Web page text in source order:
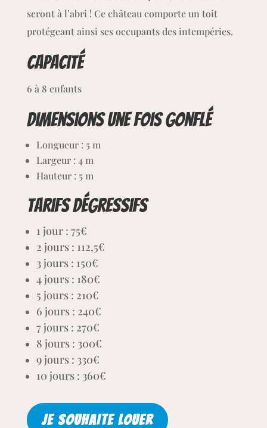
Description
Passionné d’automobiles types militaires ? À la
recherche d’aventures ?
Le château « jeep » est fait pour toi !
Château couvert: en cas de pluie, vos enfants
seront à l’abri ! Ce château comporte un toit
protégeant ainsi ses occupants des intempéries.
Capacité
6 à 8 enfants
Dimensions une fois gonflé
Longueur : 5 m
Largeur : 4m
Hauteur : 5 m
Tarifs dégressifs
1 jour : 75€
2 jours : 112,5€
4 jours : 180€
5 jours : 210€